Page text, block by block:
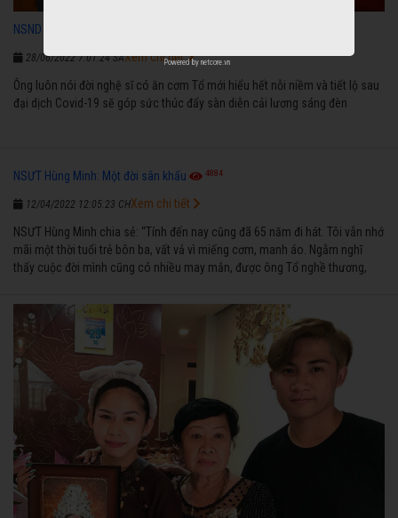
NSND Thanh Nam: Lời khen, chê của khán giả quan trọng lắm!
28/06/2022 7:01:24 SA
Ông luôn nói đời nghệ sĩ có ăn cơm Tổ mới hiểu hết nỗi niềm và tiết lộ sau
đại dịch Covid-19 sẽ góp sức thúc đẩy sàn diễn cải lương sáng đèn
Xem chi tiết
NSƯT Hùng Minh: Một đời sân khấu 4884
12/04/2022 12:05:23 CH
NSƯT Hùng Minh chia sẻ: “Tính đến nay cũng đã 65 năm đi hát. Tôi vẫn nhớ
mãi một thời tuổi trẻ bôn ba, vất vả vì miếng cơm, manh áo. Ngẫm nghĩ
thấy cuộc đời mình cũng có nhiều may mắn, được ông Tổ nghề thương,
ngược nhận được những cơ may để từng bước thành danh với nghiệp ca
diễn”.
Xem chi tiết
Powered by netcore.vn